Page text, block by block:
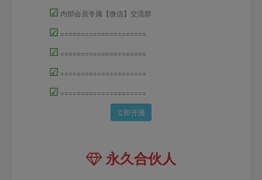
☑ 内部会员专属【微信】交流群
☑ =====================
☑ =====================
☑ =====================
☑ =====================
立即开通
永久合伙人